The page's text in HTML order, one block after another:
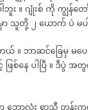
ဂျုံးစ် ကို ကျွန်တော်
သူတို့ ၂ ယောက် ပဲ မပါ
ဘာဆင်ခြေမှ မပေး
နေ ပါပြီ ။ ဒီပွဲ အတွ
ာလုံး ရာသီ တုန်းကလ